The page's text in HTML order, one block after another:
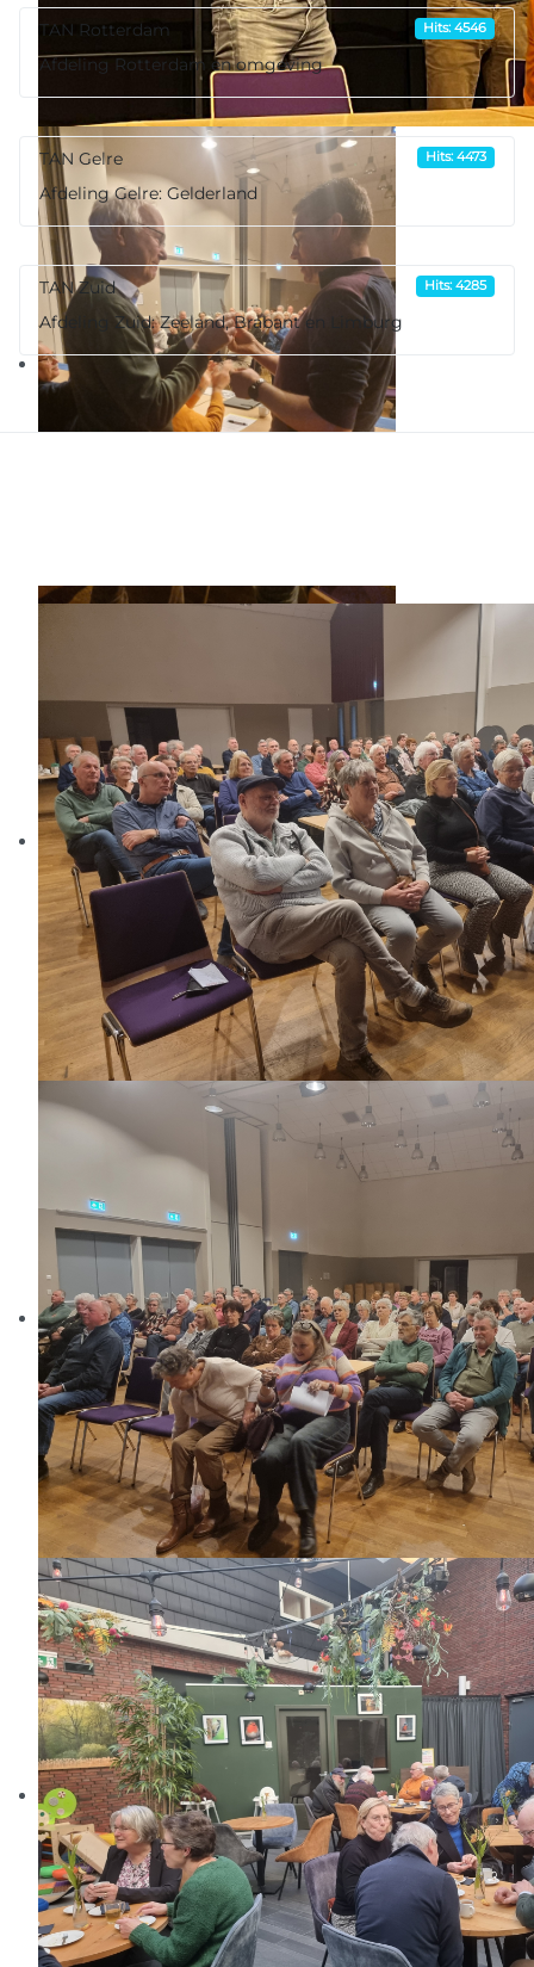
TAN Rotterdam Hits: 4546
Afdeling Rotterdam en omgeving
TAN Gelre Hits: 4473
Afdeling Gelre: Gelderland
TAN Zuid Hits: 4285
Afdeling Zuid: Zeeland, Brabant en Limburg